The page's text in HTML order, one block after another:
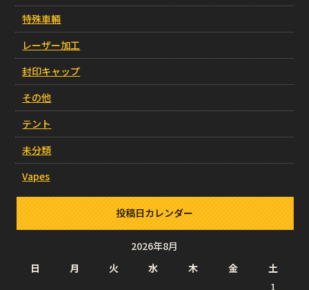
特殊車輛
レーザー加工
封印キャップ
その他
テント
未分類
Vapes
投稿日カレンダー
2026年8月
日
月 火 水 木 金
土
1